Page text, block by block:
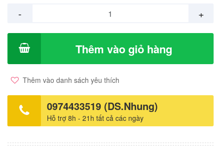
- +
Thêm vào giỏ hàng
Thêm vào danh sách yêu thích
0974433519 (DS.Nhung)
Hỗ trợ 8h - 21h tất cả các ngày